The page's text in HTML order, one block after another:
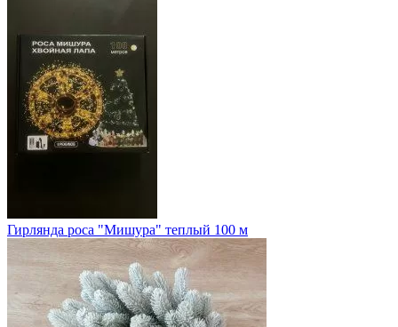
Гирлянда роса "Мишура" теплый 100 м